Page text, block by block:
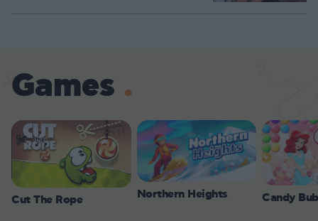
Games
Cut The Rope Northern Heights Candy